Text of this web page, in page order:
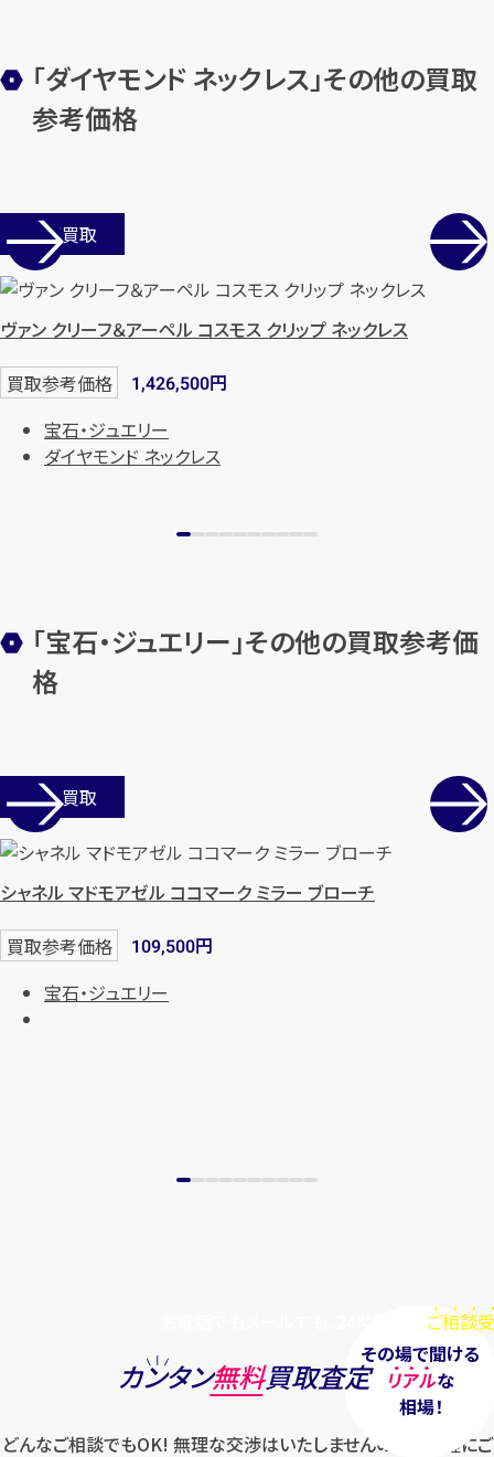
「ダイヤモンド ネックレス」その他の買取
参考価格
店舗買取
ヴァン クリーフ＆アーペル コスモス クリップ ネックレス
買取参考価格 1,426,500円
宝石・ジュエリー
ダイヤモンド ネックレス
「宝石・ジュエリー」その他の買取参考価
格
店舗買取
シャネル マドモアゼル ココマーク ミラー ブローチ
買取参考価格 109,500円
宝石・ジュエリー
ご相談
その場で聞ける
リアルな
相場！
カンタン無料買取査定
どんなご相談でもOK! 無理な交渉はいたしませんのでお気軽にご